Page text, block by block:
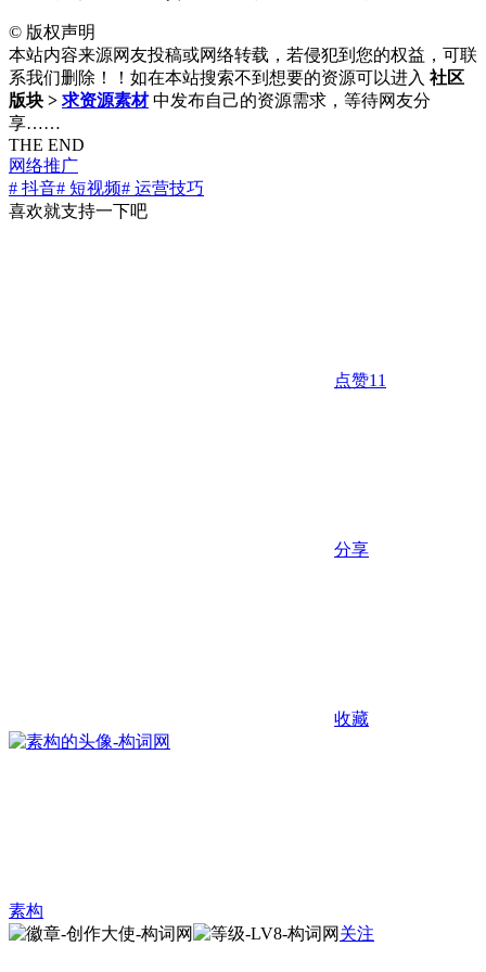
© 版权声明
本站内容来源网友投稿或网络转载，若侵犯到您的权益，可联
系我们删除！！如在本站搜索不到想要的资源可以进入 社区
版块 > 求资源素材 中发布自己的资源需求，等待网友分
享……
THE END
网络推广
# 抖音# 短视频# 运营技巧
喜欢就支持一下吧
点赞11
分享
收藏
素构
关注